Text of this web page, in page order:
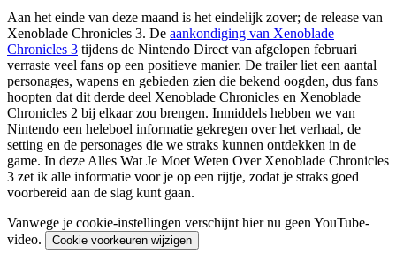
Aan het einde van deze maand is het eindelijk zover; de release van
Xenoblade Chronicles 3. De aankondiging van Xenoblade
Chronicles 3 tijdens de Nintendo Direct van afgelopen februari
verraste veel fans op een positieve manier. De trailer liet een aantal
personages, wapens en gebieden zien die bekend oogden, dus fans
hoopten dat dit derde deel Xenoblade Chronicles en Xenoblade
Chronicles 2 bij elkaar zou brengen. Inmiddels hebben we van
Nintendo een heleboel informatie gekregen over het verhaal, de
setting en de personages die we straks kunnen ontdekken in de
game. In deze Alles Wat Je Moet Weten Over Xenoblade Chronicles
3 zet ik alle informatie voor je op een rijtje, zodat je straks goed
voorbereid aan de slag kunt gaan.
Vanwege je cookie-instellingen verschijnt hier nu geen YouTube-
video.
Cookie voorkeuren wijzigen